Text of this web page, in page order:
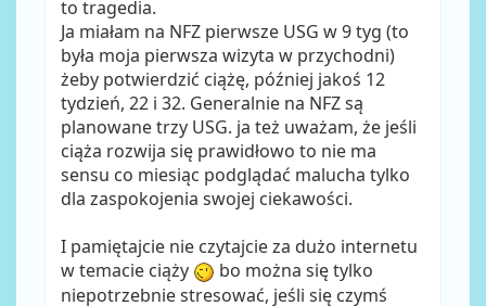
to tragedia.
Ja miałam na NFZ pierwsze USG w 9 tyg (to
była moja pierwsza wizyta w przychodni)
żeby potwierdzić ciążę, później jakoś 12
tydzień, 22 i 32. Generalnie na NFZ są
planowane trzy USG. ja też uważam, że jeśli
ciąża rozwija się prawidłowo to nie ma
sensu co miesiąc podglądać malucha tylko
dla zaspokojenia swojej ciekawości.
I pamiętajcie nie czytajcie za dużo internetu
w temacie ciąży
bo można się tylko
niepotrzebnie stresować, jeśli się czymś